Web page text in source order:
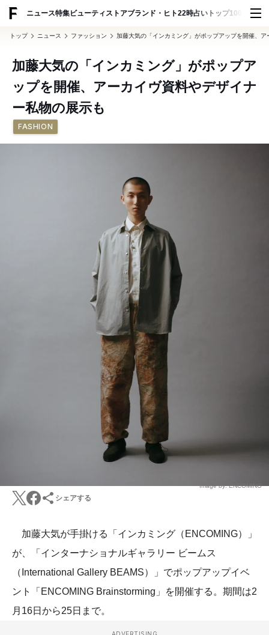
ニュース特集ビューティ ストアブランド・ヒト22時占い トップ100 スナッ
トップ ニュース ファッション 加藤大気の「インカミング」がポップアップを開催、
加藤大気の「インカミング」がポップア
ップを開催、アーカイヴ資料やデザイナ
ー私物の展示も
FASHION
Image by: ENCOMING
シェアする
加藤大気が手掛ける「インカミング（ENCOMING）」
が、「インターナショナルギャラリー ビームス
（International Gallery BEAMS）」でポップアップイベ
ント「ENCOMING Brainstorming」を開催する。期間は2
月16日から25日まで。